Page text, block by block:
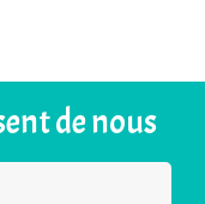
de nous